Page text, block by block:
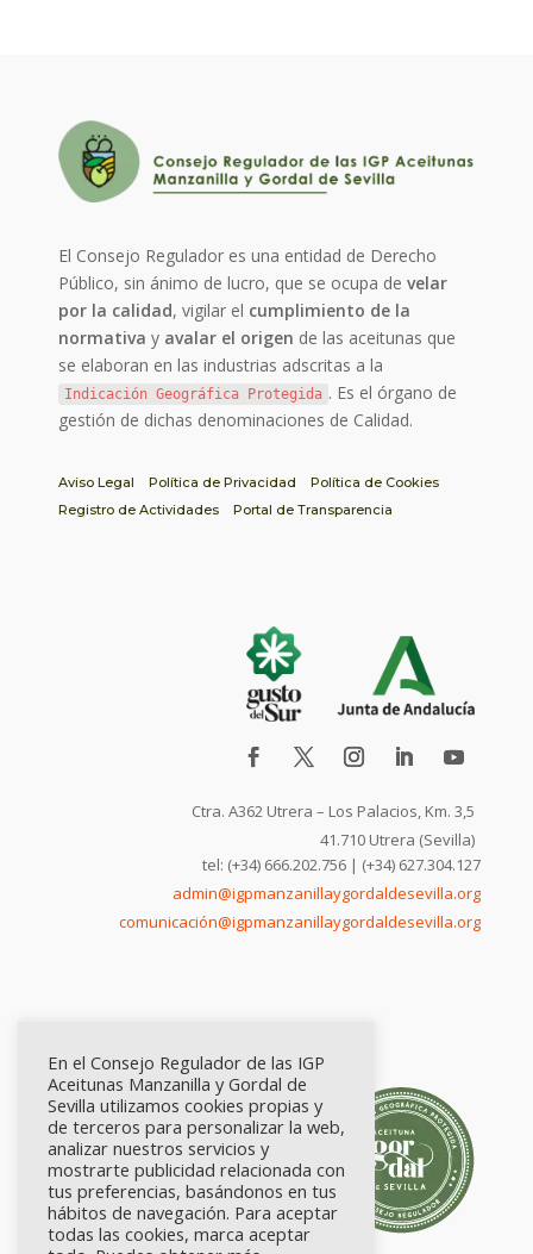
El Consejo Regulador es una entidad de Derecho
Público, sin ánimo de lucro, que se ocupa develar
por la calidad, vigilar el cumplimiento de la
normativa y avalar el origen de las aceitunas que
se elaboran en las industrias adscritas a la
Indicación Geográfica Protegida . Es el órgano de
gestión de dichas denominaciones de Calidad.
Aviso Legal Política de Privacidad
Política de Cookies
Registro de Actividades
Portal de Transparencia
Ctra. A362 Utrera – Los Palacios, Km. 3,5
41.710 Utrera (Sevilla)
tel: (+34) 666.202.756 | (+34) 627.304.127
admin@igpmanzanillaygordaldesevilla.org
comunicación@igpmanzanillaygordaldesevilla.org
En el Consejo Regulador de las IGP
Aceitunas Manzanilla y Gordal de
Sevilla utilizamos cookies propias y
de terceros para personalizar la web,
analizar nuestros servicios y
mostrarte publicidad relacionada con
tus preferencias, basándonos en tus
hábitos de navegación. Para aceptar
todas las cookies, marca aceptar